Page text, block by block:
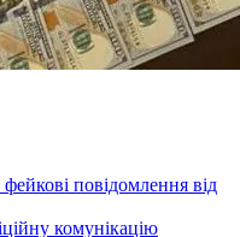
повідомлення від
комунікацію